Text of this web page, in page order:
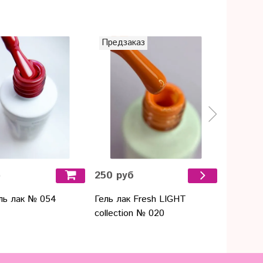
лак № 054
Предзаказ
250 руб
Гель лак Fresh LIGHT
collection № 020